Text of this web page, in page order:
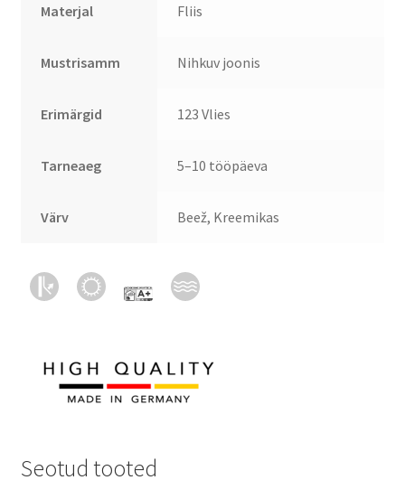
Materjal Fliis
Mustrisamm Nihkuv joonis
Erimärgid 123 Vlies
Tarneaeg 5–10 tööpäeva
Värv Beež, Kreemikas
Seotud tooted